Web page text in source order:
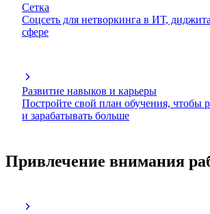
Сетка
Соцсеть для нетворкинга в ИТ,
сфере
Развитие навыков и карьеры
Постройте свой план обучения, чтобы
и зарабатывать больше
Привлечение внимания